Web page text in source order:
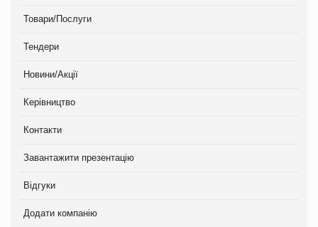
Товари/Послуги
Тендери
Новини/Акції
Керівництво
Контакти
Завантажити презентацію
Відгуки
Додати компанію